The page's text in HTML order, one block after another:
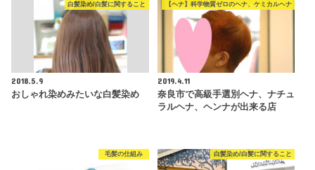
白髪染め/白髪に関すること
2018.5.9
おしゃれ染めみたいな白髪染め
【ヘナ】科学物質ゼロのヘナ、ケミカルヘナ
2019.4.11
奈良市で高級手選別ヘナ、ナチュ
ラルヘナ、ヘンナが出来る店
毛髪の仕組み 白髪染め/白髪に関すること